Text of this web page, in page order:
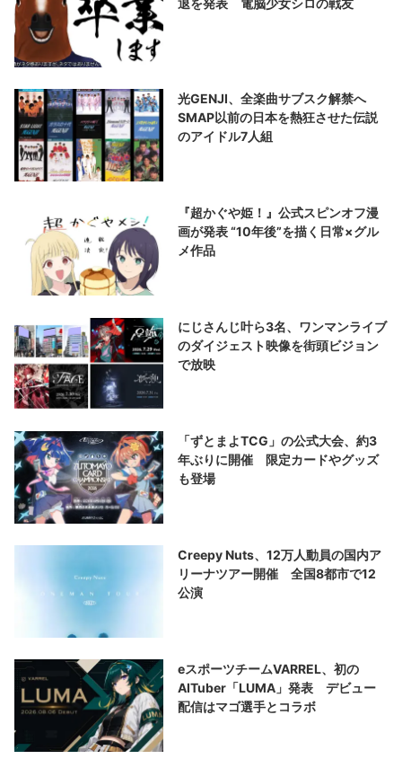
光GENJI、全楽曲サブスク解禁へ
SMAP以前の日本を熱狂させた伝説
のアイドル7人組
『超かぐや姫！』公式スピンオフ漫
画が発表 “10年後”を描く日常×グル
メ作品
にじさんじ叶ら3名、ワンマンライブ
のダイジェスト映像を街頭ビジョン
で放映
「ずとまよTCG」の公式大会、約3
年ぶりに開催 限定カードやグッズ
も登場
Creepy Nuts、12万人動員の国内ア
リーナツアー開催 全国8都市で12
公演
eスポーツチームVARREL、初の
AITuber「LUMA」発表 デビュー
配信はマゴ選手とコラボ